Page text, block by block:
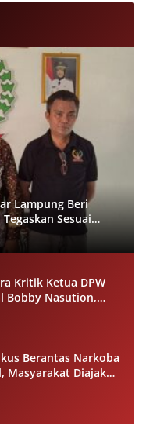
Lampung Beri
Sesuai
Kritik Ketua DPW
Bobby Nasution,
Out Paripurna
Berantas Narkoba
Masyarakat Diajak
Hukum